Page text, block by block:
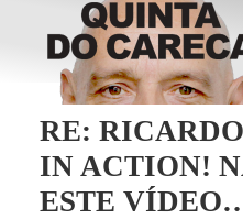
RE:
IN ACTION!
ESTE